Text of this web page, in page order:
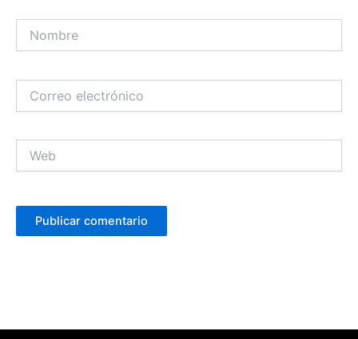
electrónico